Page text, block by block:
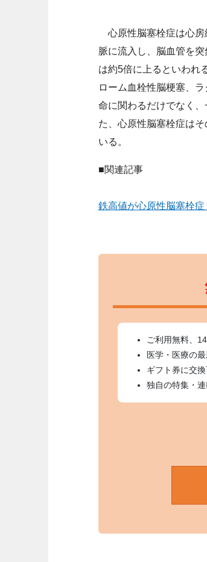
心原性脳塞栓症は心房
脈に流入し、脳血管を
は約5倍に上るといわれ
ローム血栓性脳梗塞、
命に関わるだけでなく
た、心原性脳塞栓症は
いる。
■関連記事
鉄高値が心原性脳塞栓症
ご利用無料、
医学・医療の
ギフト券に交
独自の特集・